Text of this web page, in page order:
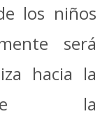
los niños
será
hacia la
de la